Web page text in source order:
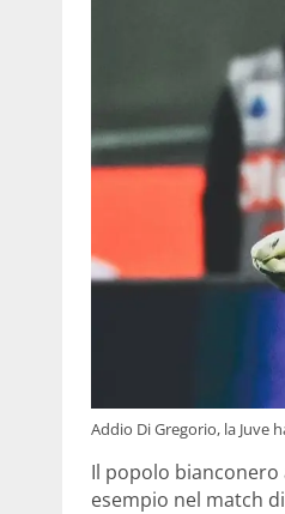
Addio Di Gregorio, la Juve
Il popolo
esempio nel match